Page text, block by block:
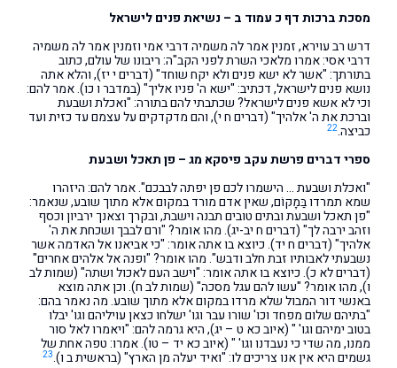
מסכת ברכות דף כ עמוד ב – נשיאת פנים לישראל
דרש רב עוירא, זמנין אמר לה משמיה דרבי אמי וזמנין אמר לה משמיה
דרבי אסי: אמרו מלאכי השרת לפני הקב"ה: ריבונו של עולם, כתוב
בתורתך: "אשר לא ישא פנים ולא יקח שוחד" (דברים י יז), והלא אתה
נושא פנים לישראל, דכתיב: "ישא ה' פניו אליך" (במדבר ו כו). אמר להם:
וכי לא אשא פנים לישראל? שכתבתי להם בתורה: "ואכלת ושבעת
וברכת את ה' אלהיך" (דברים ח י), והם מדקדקים על עצמם עד כזית ועד
כביצה.22
ספרי דברים פרשת עקב פיסקא מג – פן תאכל ושבעת
"ואכלת ושבעת … הישמרו לכם פן יפתה לבבכם". אמר להם: היזהרו
שמא תמרדו בַּמָקוֹם, שאין אדם מורד במקום אלא מתוך שובע, שנאמר:
"פן תאכל ושבעת ובתים טובים תבנה וישבת, ובקרך וצאנך ירביון וכסף
וזהב ירבה לך" (דברים ח יב-יג). מהו אומר? "ורם לבבך ושכחת את ה'
אלהיך" (דברים ח יד). כיוצא בו אתה אומר: "כי אביאנו אל האדמה אשר
נשבעתי לאבותיו זבת חלב ודבש". מהו אומר? "ופנה אל אלהים אחרים"
(דברים לא כ). כיוצא בו אתה אומר: "וישב העם לאכול ושתה" (שמות לב
ו), מהו אומר? "עשו להם עגל מסכה" (שמות לב ח). וכן אתה מוצא
באנשי דור המבול שלא מרדו במקום אלא מתוך שובע. מה נאמר בהם:
"בתיהם שלום מפחד וכו' שורו עבר וגו' ישלחו כצאן עויליהם וגו' יבלו
בטוב ימיהם וגו' " (איוב כא ט – יג), היא גרמה להם: "ויאמרו לאל סור
ממנו, מה שדי כי נעבדנו וגו' " (איוב כא יד – טו). אמרו: טפה אחת של
גשמים היא אין אנו צריכים לו: "ואיד יעלה מן הארץ" (בראשית ב ו).23